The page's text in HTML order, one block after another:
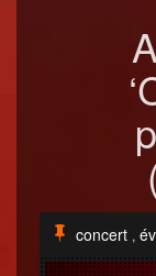
concert ,